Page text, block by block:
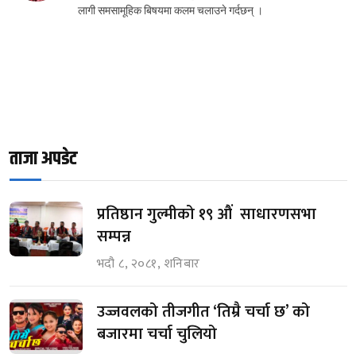
लागी समसामूहिक बिषयमा कलम चलाउने गर्दछन् ।
ताजा अपडेट
प्रतिष्ठान गुल्मीको १९ औं साधारणसभा
सम्पन्न
भदौ ८, २०८१, शनिबार
उज्जवलको तीजगीत ‘तिम्रै चर्चा छ’ को
बजारमा चर्चा चुलियो